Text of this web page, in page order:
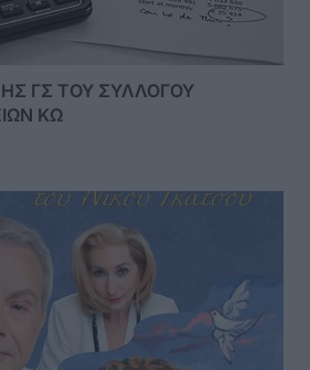
ΓΣ ΤΟΥ ΣΥΛΛΟΓΟΥ
ΚΩ